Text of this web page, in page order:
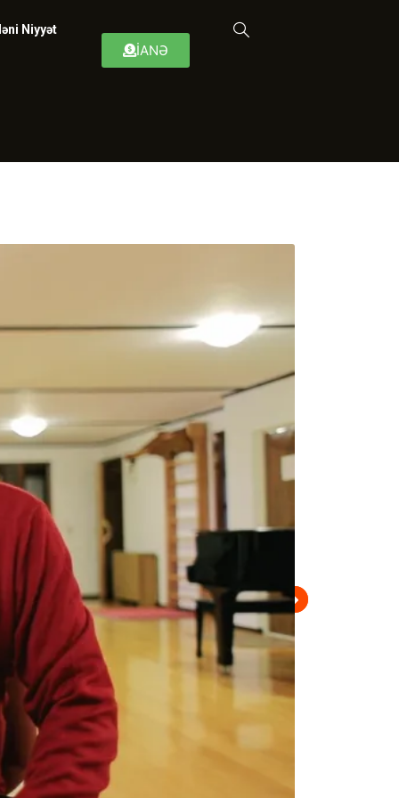
Niyyət
İANƏ